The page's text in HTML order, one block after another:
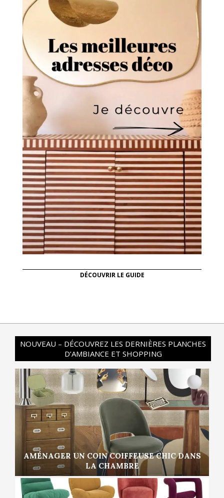
DÉCOUVRIR LE GUIDE
NOUVEAU – DÉCOUVREZ LES DERNIÈRES PLANCHES
D’AMBIANCE ET SHOPPING
AMÉNAGER UN COIN COIFFEUSE CHIC DANS
LA CHAMBRE